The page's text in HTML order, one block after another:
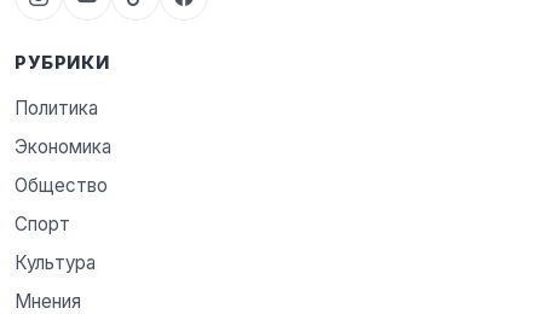
РУБРИКИ
Политика
Экономика
Общество
Спорт
Культура
Мнения